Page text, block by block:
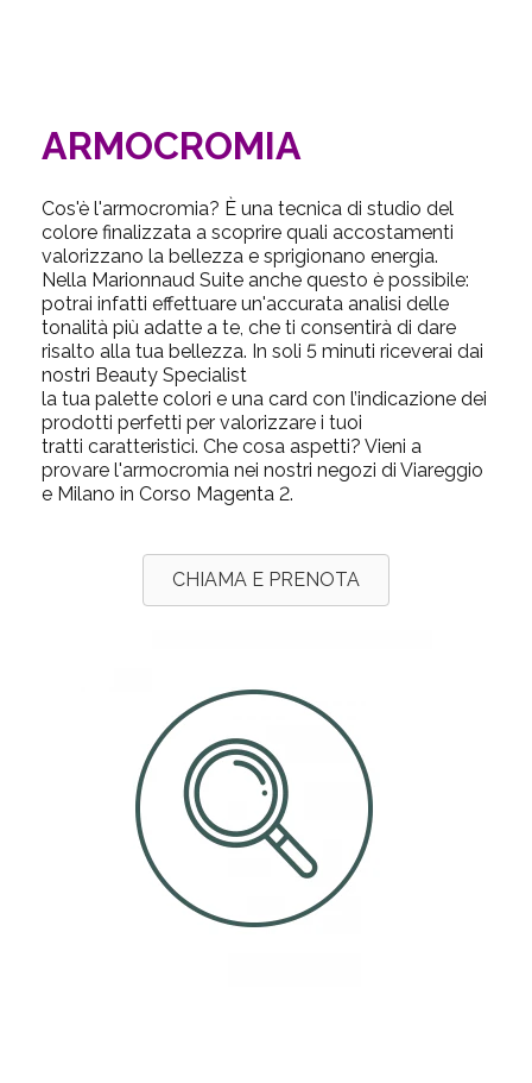
ARMOCROMIA
Cos'è l'armocromia? È una tecnica di studio del
colore finalizzata a scoprire quali accostamenti
valorizzano la bellezza e sprigionano energia.
Nella Marionnaud Suite anche questo è possibile:
potrai infatti effettuare un'accurata analisi delle
tonalità più adatte a te, che ti consentirà di dare
risalto alla tua bellezza. In soli 5 minuti riceverai dai
nostri Beauty Specialist
la tua palette colori e una card con l’indicazione dei
prodotti perfetti per valorizzare i tuoi
tratti caratteristici. Che cosa aspetti? Vieni a
provare l'armocromia nei nostri negozi di Viareggio
e Milano in Corso Magenta 2.
CHIAMA E PRENOTA